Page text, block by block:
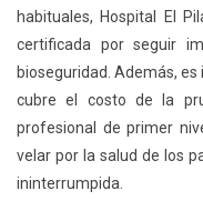
habituales, Hospital El
certificada por seguir
bioseguridad. Además,
cubre el costo de la
profesional de primer
velar por la salud de los
ininterrumpida.